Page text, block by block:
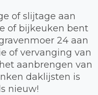
of slijtage aan
of bijkeuken bent
24 aan
of vervanging van
aanbrengen van
daklijsten is
nieuw!